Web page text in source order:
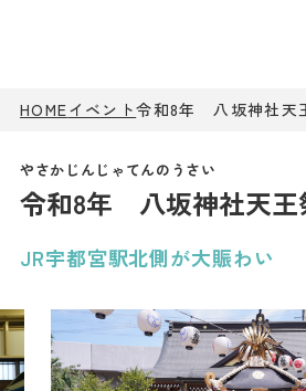
HOMEイベント令和8年 八坂神社天
令和8年 八坂神社天王
JR宇都宮駅北側が大賑わい